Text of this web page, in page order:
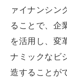
ァイナンシン
ることで、企
を活用し、変
ナミックなビ
造することが